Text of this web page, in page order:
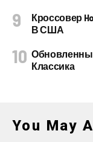
Кроссовер
В США
Классика
You May